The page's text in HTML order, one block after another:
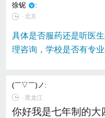
徐铌 :
∙ 北京
具体是否服药还是听医
理咨询，学校是否有专
(￣▽￣)ノ :
∙ 黑龙江
你好我是七年制的大